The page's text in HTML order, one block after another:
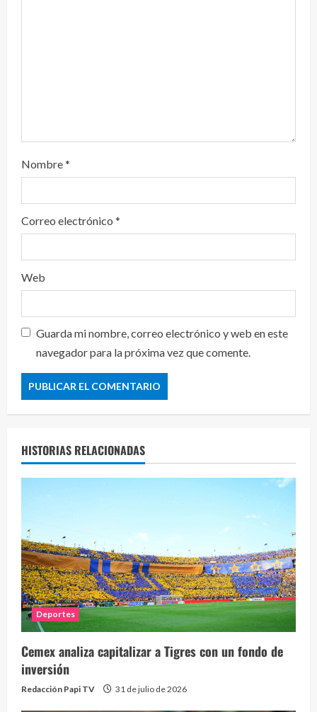
Nombre*
Correo electrónico *
Web
Guarda mi nombre, correo electrónico y web en este
navegador para la próxima vez que comente.
HISTORIAS RELACIONADAS
Deportes
Cemex analiza capitalizar a Tigres con un fondo de
inversión
Redacción Papi TV 31 de julio de 2026